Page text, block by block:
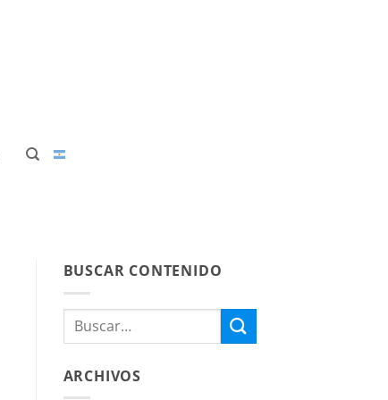
BUSCAR CONTENIDO
ARCHIVOS